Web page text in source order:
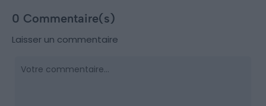
0 Commentaire(s)
Laisser un commentaire